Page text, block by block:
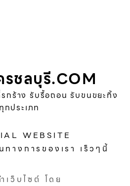
รชลบุรี.COM
กร้าง รับรื้อถอน รับขนขยะทิ้ง
ทุกประเภท
WEBSITE
ทางการของเรา เร็วๆนี้
เว็บไซต์ โดย